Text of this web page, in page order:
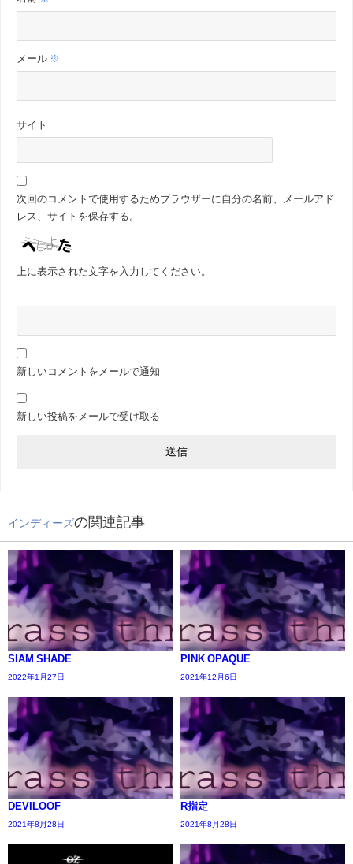
メール ※
サイト
次回のコメントで使用するためブラウザーに自分の名前、メールアド
レス、サイトを保存する。
上に表示された文字を入力してください。
新しいコメントをメールで通知
新しい投稿をメールで受け取る
インディーズの関連記事
SIAM SHADE
2022年1月27日
PINK OPAQUE
2021年12月6日
DEVILOOF
2021年8月28日
R指定
2021年8月28日